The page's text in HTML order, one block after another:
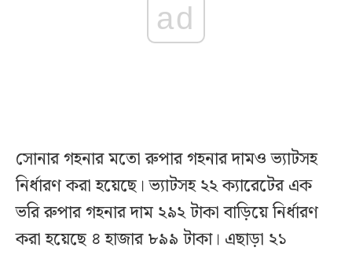
ad
সোনার গহনার মতো রুপার গহনার দামও ভ্যাটসহ
নির্ধারণ করা হয়েছে। ভ্যাটসহ ২২ ক্যারেটের এক
ভরি রুপার গহনার দাম ২৯২ টাকা বাড়িয়ে নির্ধারণ
করা হয়েছে ৪ হাজার ৮৯৯ টাকা। এছাড়া ২১